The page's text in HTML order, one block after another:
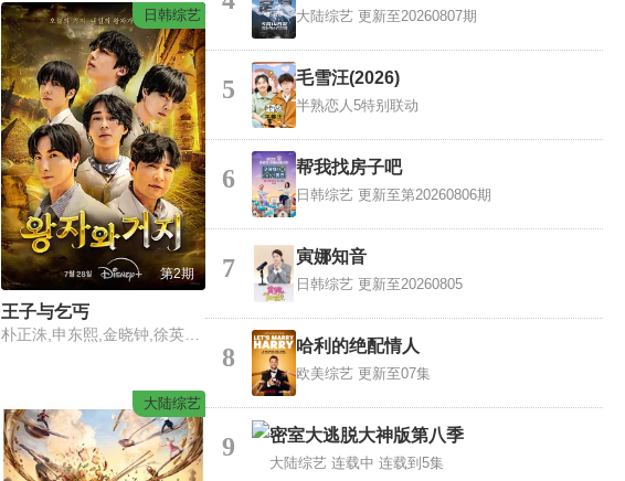
日韩综艺
第2期
王子与乞丐
大陆综艺
大陆综艺 更新至20260807期
5 毛雪汪(2026)
半熟恋人5特别联动
6 帮我找房子吧
日韩综艺 更新至第20260806期
7 寅娜知音
日韩综艺 更新至20260805
8 哈利的绝配情人
欧美综艺 更新至07集
9 密室大逃脱大神版第八季
大陆综艺 连载中 连载到5集